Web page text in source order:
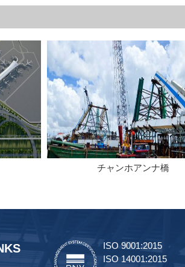
チャンホアンナ橋
ISO 9001:2015
ISO 14001:2015